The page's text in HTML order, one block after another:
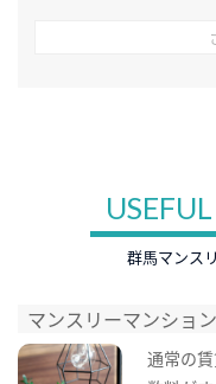
群馬マンス
マンスリーマンショ
通常の